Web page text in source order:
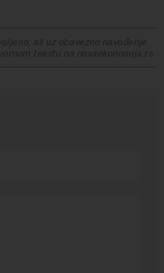
ali uz obavezno navođenje
tekstu na novaekonomija.rs